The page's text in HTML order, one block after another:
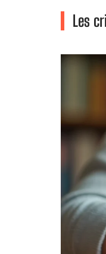
Les